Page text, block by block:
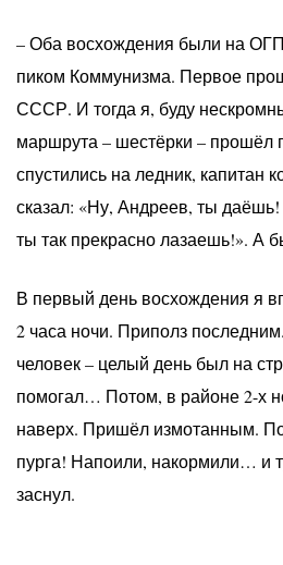
– Оба восхождения были на
пиком Коммунизма. Первое
СССР. И тогда я, буду
маршрута – шестёрки –
спустились на ледник, капитан
сказал: «Ну, Андреев, ты
ты так прекрасно лазаешь!». А
В первый день восхождения я
2 часа ночи. Приполз
человек – целый день был на
помогал… Потом, в районе 2-х
наверх. Пришёл измотанным.
пурга! Напоили, накормили… и
заснул.